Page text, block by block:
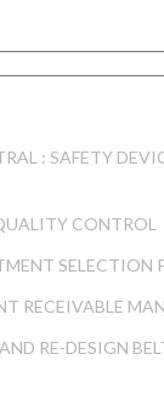
: SAFETY
CONTROL
SELECTION
RECEIVABLE
RE-DESIGN